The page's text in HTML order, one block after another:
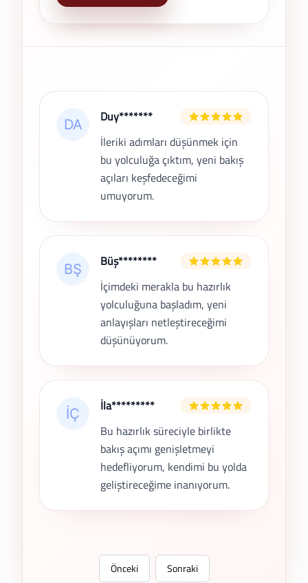
Son Yorumlar
Duy*******
İleriki adımları düşünmek için
bu yolculuğa çıktım, yeni bakış
açıları keşfedeceğimi
umuyorum.
Büş********
İçimdeki merakla bu hazırlık
yolculuğuna başladım, yeni
anlayışları netleştireceğimi
düşünüyorum.
İla*********
Bu hazırlık süreciyle birlikte
bakış açımı genişletmeyi
hedefliyorum, kendimi bu yolda
geliştireceğime inanıyorum.
Önceki Sonraki